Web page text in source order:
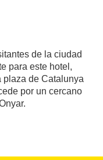
de la ciudad
para este hotel,
plaza de Catalunya
por un cercano